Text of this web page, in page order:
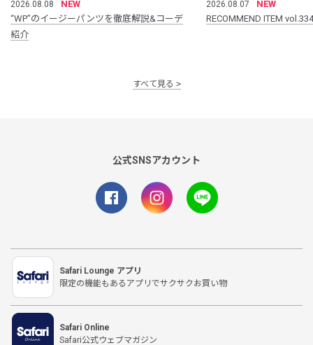
2026.08.08
NEW
“WP”のイージーパンツを徹底解説&コーデ
紹介
2026.08.07
NEW
RECOMMEND ITEM vol.334
すべて見る
公式SNSアカウント
Safari Lounge アプリ
限定の機能もあるアプリでサクサクお買い物
Safari Online
Safari公式ウェブマガジン